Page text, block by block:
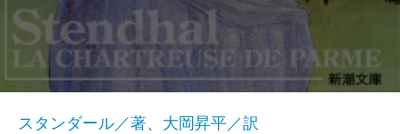
スタンダール／著、大岡昇平／訳